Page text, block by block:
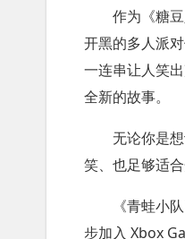
作为《糖
开黑的多人派
一连串让人笑
全新的故事。
无论你是
笑、也足够适合
《青蛙小
步加入 Xbox